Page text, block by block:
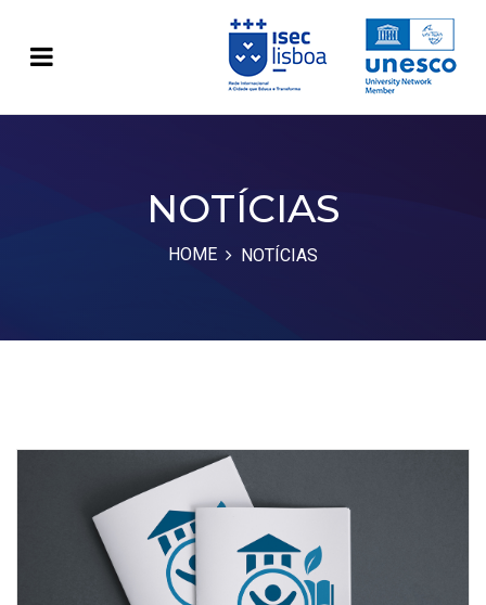
NOTÍCIAS
HOME NOTÍCIAS